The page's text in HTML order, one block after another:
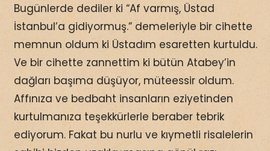
Bugünlerde dediler ki “Af varmış, Üstad
İstanbul’a gidiyormuş.” demeleriyle bir cihette
memnun oldum ki Üstadım esaretten kurtuldu.
Ve bir cihette zannettim ki bütün Atabey’in
dağları başıma düşüyor, müteessir oldum.
Affınıza ve bedbaht insanların eziyetinden
kurtulmanıza teşekkürlerle beraber tebrik
ediyorum. Fakat bu nurlu ve kıymetli risalelerin